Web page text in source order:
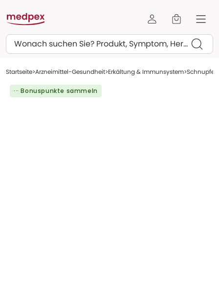
Suchen
Startseite Arzneimittel-Gesundheit Erkältung & Immunsystem
··· Bonuspunkte sammeln